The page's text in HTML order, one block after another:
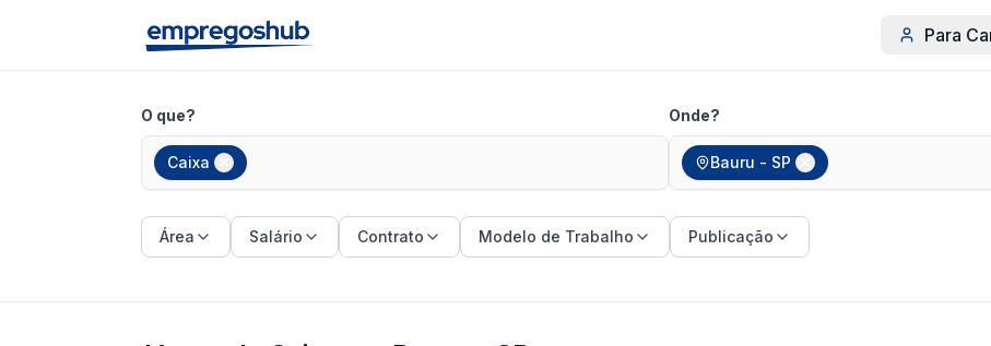
Para
O que?
Caixa
Onde?
Bauru - SP
Área Salário Contrato Modelo de Trabalho Publicação